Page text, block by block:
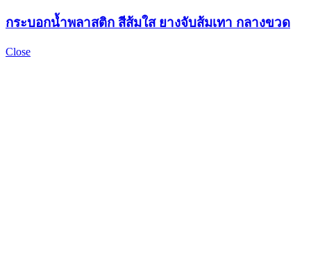
กระบอกน้ำพลาสติก สีส้มใส ยางจับส้มเทา กลางขวด
Close